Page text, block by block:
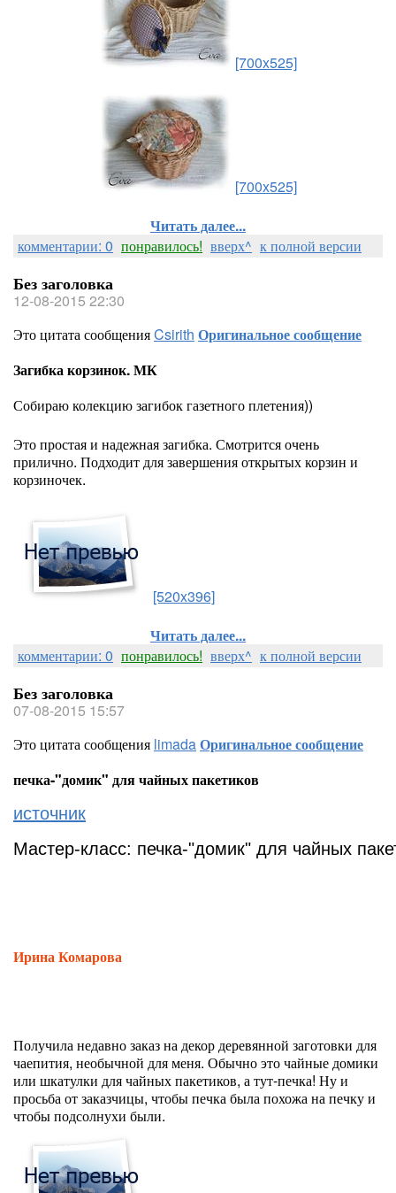
[700x525]
[700x525]
Читать далее...
комментарии: 0 понравилось! вверх^ к полной версии
Без заголовка
12-08-2015 22:30
Это цитата сообщенияCsirith Оригинальное сообщение
Загибка корзинок. МК
Собираю колекцию загибок газетного плетения))
Это простая и надежная загибка. Смотрится очень
прилично. Подходит для завершения открытых корзин и
корзиночек.
[520x396]
Читать далее...
комментарии: 0 понравилось! вверх^ к полной версии
Без заголовка
07-08-2015 15:57
Это цитата сообщения limadaОригинальное сообщение
печка-"домик" для чайных пакетиков
источник
Мастер-класс: печка-"домик" для чайных
Ирина Комарова
Получила недавно заказ на декор деревянной заготовки для
чаепития, необычной для меня. Обычно это чайные домики
или шкатулки для чайных пакетиков, а тут-печка! Ну и
просьба от заказчицы, чтобы печка была похожа на печку и
чтобы подсолнухи были.